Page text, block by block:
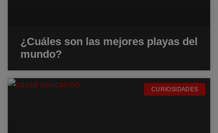
¿Cuáles son las mejores playas del
mundo?
CURIOSIDADES